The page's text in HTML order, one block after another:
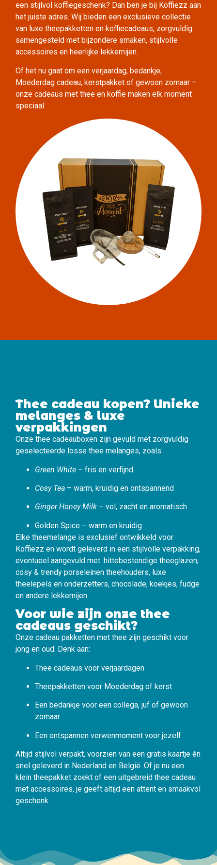
een stijlvol koffiegeschenk? Dan ben je bij Koffiezz aan
het juiste adres. Wij bieden een exclusieve collectie
van luxe theepakketten en koffiecadeaus, zorgvuldig
samengesteld met bijzondere smaken, stijlvolle
accessoires en heerlijke lekkernijen.
Of het nu gaat om een verjaardag, bedankje,
Moederdag cadeau, kerstpakket of gewoon zomaar –
onze cadeaus met thee en koffie maken elk moment
speciaal.
Thee cadeau kopen? Unieke
melanges & luxe
verpakkingen
Onze thee cadeauboxen zijn gevuld met zorgvuldig
geselecteerde losse thee melanges, zoals:
Green White – fris en verfijnd
Cosy Tea – warm, kruidig en ontspannend
Ginger Honey Milk – vol, zacht en aromatisch
Golden Spice – warm en kruidig
Elke theemelange is exclusief ontwikkeld voor
Koffiezz en wordt geleverd in een stijlvolle verpakking,
eventueel aangevuld met: hittebestendige theeglazen,
cosy & trendy porseleinen theehouders, luxe
theelepels en onderzetters, chocolade, koekjes, fudge
en andere lekkernijen
Voor wie zijn onze thee
cadeaus geschikt?
Onze cadeau pakketten met thee zijn geschikt voor
jong en oud. Denk aan:
Thee cadeaus voor verjaardagen
Theepakketten voor Moederdag of kerst
Een bedankje voor een collega, juf of gewoon
zomaar
Een ontspannen verwenmoment voor jezelf
Altijd stijlvol verpakt, voorzien van een gratis kaartje én
snel geleverd in Nederland en België. Of je nu een
klein theepakket zoekt of een uitgebreid thee cadeau
met accessoires, je geeft altijd een attent en smaakvol
geschenk